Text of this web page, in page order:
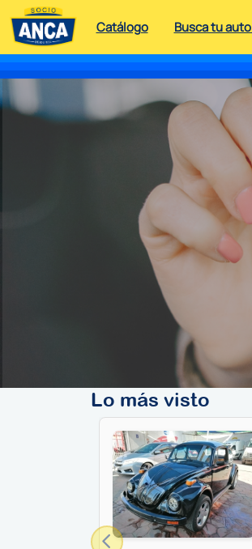
Catálogo Busca tu auto
Lo más visto